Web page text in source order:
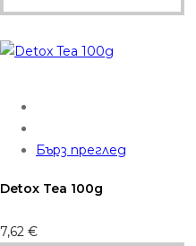
Бърз преглед
Detox Tea 100g
7,62 €